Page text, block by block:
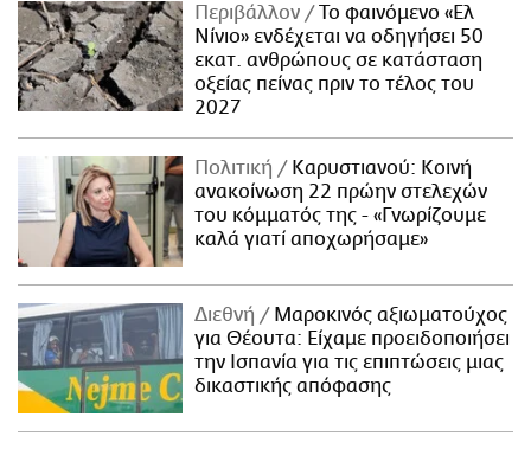
Περιβάλλον
Το φαινόμενο «Ελ
Νίνιο» ενδέχεται να οδηγήσει 50
εκατ. ανθρώπους σε κατάσταση
οξείας πείνας πριν το τέλος του
2027
Πολιτική
Καρυστιανού: Κοινή
ανακοίνωση 22 πρώην στελεχών
του κόμματός της - «Γνωρίζουμε
καλά γιατί αποχωρήσαμε»
Διεθνή
Μαροκινός αξιωματούχος
για Θέουτα: Είχαμε προειδοποιήσει
την Ισπανία για τις επιπτώσεις μιας
δικαστικής απόφασης